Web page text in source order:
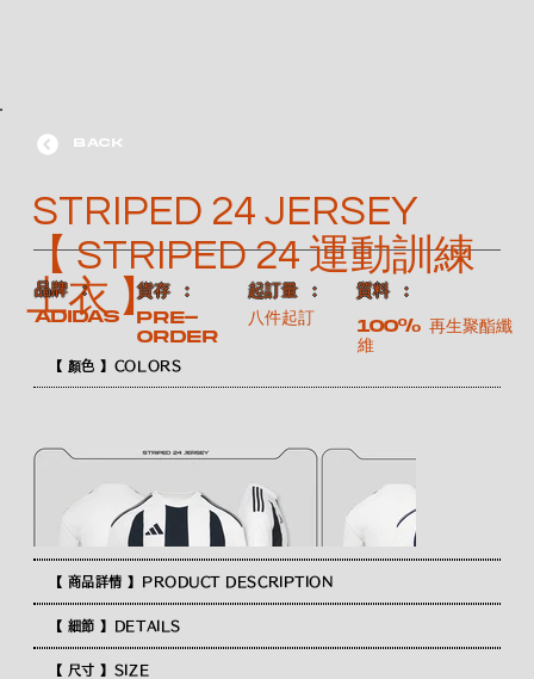
【 顏色 】COLORS
【 商品詳情 】PRODUCT DESCRIPTION
【 細節 】DETAILS
【 尺寸 】SIZE
BACK
STRIPED 24 JERSEY
【 STRIPED 24 運動訓練
上衣 】
​品牌 ：
ADIDAS
​貨存 ：
Pre-
order
​起訂量 ：
八件起訂
​質料 ：
100% 再生聚酯纖
維